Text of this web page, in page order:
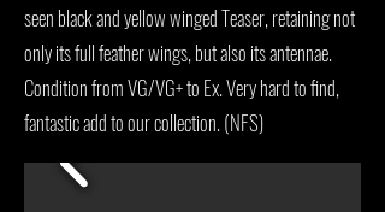
seen black and yellow winged Teaser, retaining not
only its full feather wings, but also its antennae.
Condition from VG/VG+ to Ex. Very hard to find,
fantastic add to our collection. (NFS)